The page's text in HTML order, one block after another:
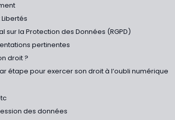
sur la Protection des Données (RGPD)
pertinentes
droit ?
étape pour exercer son droit à l’oubli numérique
des données